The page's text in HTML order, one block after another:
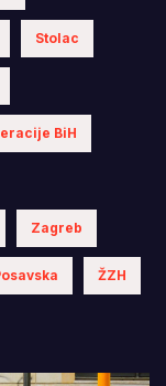
Stolac
BiH
Zagreb
ŽZH